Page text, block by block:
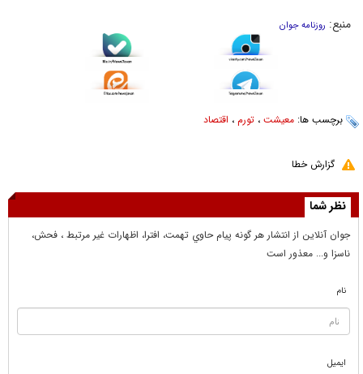
منبع: روزنامه جوان
برچسب ها: معیشت ، تورم ، اقتصاد
گزارش خطا
نظر شما
جوان آنلاين از انتشار هر گونه پيام حاوي تهمت، افترا، اظهارات غير مرتبط ، فحش،
ناسزا و... معذور است
نام
ایمیل